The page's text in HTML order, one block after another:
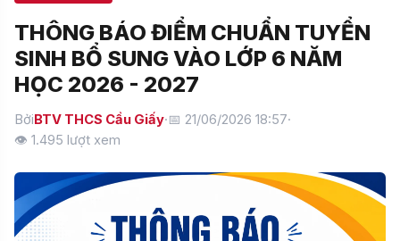
THÔNG BÁO ĐIỂM CHUẨN TUYỂN
SINH BỔ SUNG VÀO LỚP 6 NĂM
HỌC 2026 - 2027
BởiBTV THCS Cầu Giấy·📅 21/06/2026 18:57·
👁 1.495 lượt xem